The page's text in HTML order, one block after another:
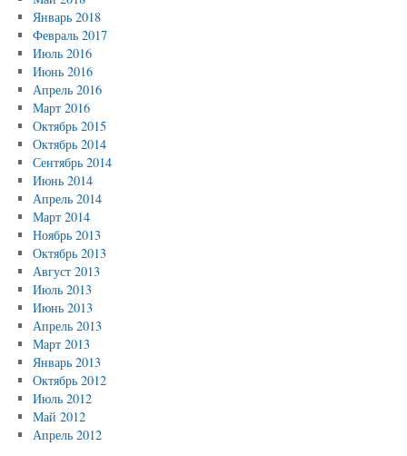
Январь 2018
Февраль 2017
Июль 2016
Июнь 2016
Апрель 2016
Март 2016
Октябрь 2015
Октябрь 2014
Сентябрь 2014
Июнь 2014
Апрель 2014
Март 2014
Ноябрь 2013
Октябрь 2013
Август 2013
Июль 2013
Июнь 2013
Апрель 2013
Март 2013
Январь 2013
Октябрь 2012
Июль 2012
Май 2012
Апрель 2012